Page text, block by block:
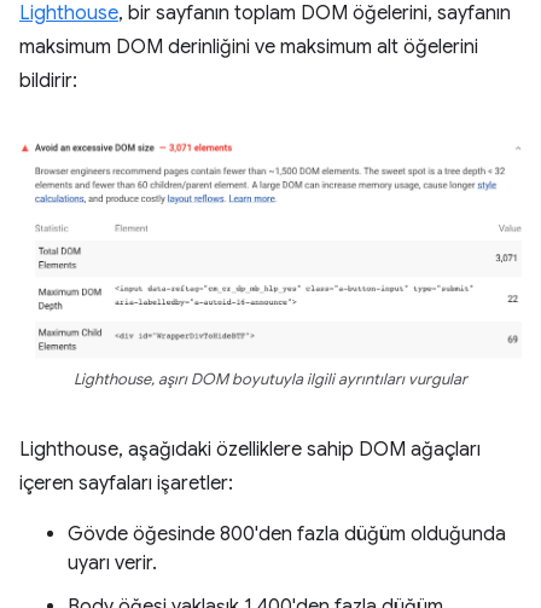
Lighthouse, bir sayfanın toplam DOM öğelerini, sayfanın
maksimum DOM derinliğini ve maksimum alt öğelerini
bildirir:
Lighthouse, aşırı DOM boyutuyla ilgili ayrıntıları vurgular
Lighthouse, aşağıdaki özelliklere sahip DOM ağaçları
içeren sayfaları işaretler:
Gövde öğesinde 800'den fazla düğüm olduğunda
uyarı verir.